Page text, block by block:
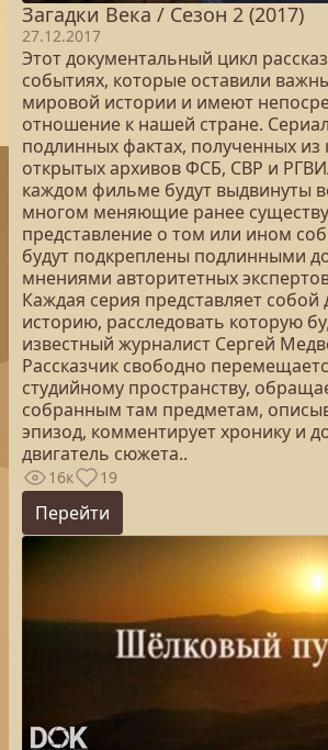
Загадки Века / Сезон 2 (2017)
27.12.2017
Этот документальный цикл
событиях, которые оставили
мировой истории и имеют
отношение к нашей стране.
подлинных фактах, полученных из
открытых архивов ФСБ, СВР и
каждом фильме будут выдвинуты
многом меняющие ранее
представление о том или ином
будут подкреплены подлинными
мнениями авторитетных
Каждая серия представляет собой
историю, расследовать которую
известный журналист Сергей
Рассказчик свободно
студийному пространству,
собранным там предметам,
эпизод, комментирует хронику и
двигатель сюжета..
16к 19
Перейти